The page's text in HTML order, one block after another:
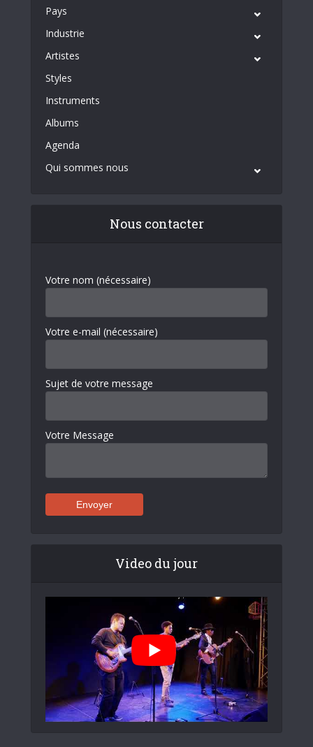
Pays
Industrie
Artistes
Styles
Instruments
Albums
Agenda
Qui sommes nous
Nous contacter
Votre nom (nécessaire)
Votre e-mail (nécessaire)
Sujet de votre message
Votre Message
Video du jour